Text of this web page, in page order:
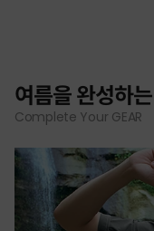
여름을 완성하
Complete Your GEAR